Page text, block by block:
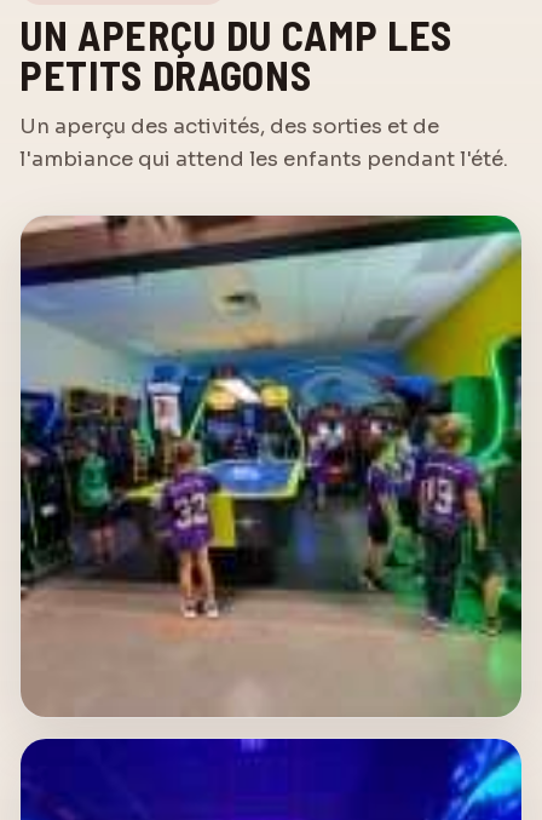
UN APERÇU DU CAMP LES
PETITS DRAGONS
Un aperçu des activités, des sorties et de
l'ambiance qui attend les enfants pendant l'été.